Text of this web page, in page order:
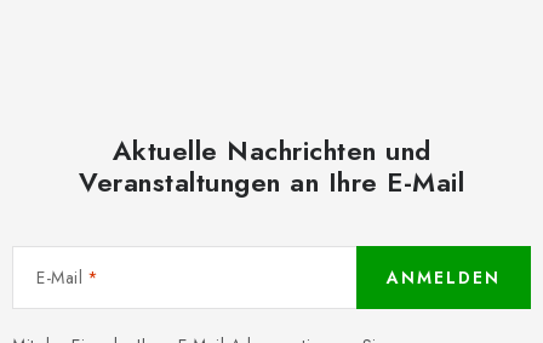
Aktuelle Nachrichten und
Veranstaltungen an Ihre E-Mail
E-Mail ANMELDEN